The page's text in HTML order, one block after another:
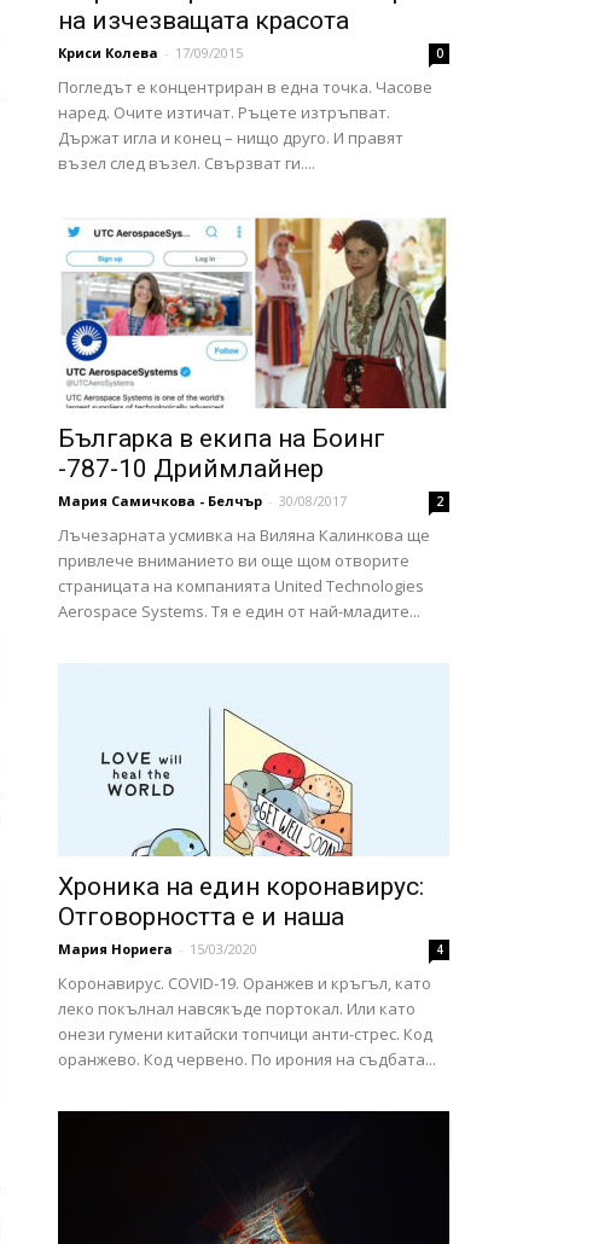
на изчезващата красота
Криси Колева - 17/09/2015 0
Погледът е концентриран в една точка. Часове
наред. Очите изтичат. Ръцете изтръпват.
Държат игла и конец – нищо друго. И правят
възел след възел. Свързват ги....
Българка в екипа на Боинг
-787-10 Дриймлайнер
Мария Самичкова - Белчър - 30/08/2017 2
Лъчезарната усмивка на Виляна Калинкова ще
привлече вниманието ви още щом отворите
страницата на компанията United Technologies
Aerospace Systems. Тя е един от най-младите...
Хроника на един коронавирус:
Отговорността е и наша
Мария Нориега - 15/03/2020 4
Коронавирус. COVID-19. Оранжев и кръгъл, като
леко покълнал навсякъде портокал. Или като
онези гумени китайски топчици анти-стрес. Код
оранжево. Код червено. По ирония на съдбата...